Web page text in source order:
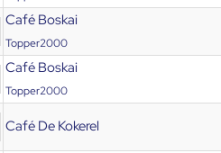
Café Boskai
Topper2000
Café Boskai
Topper2000
Café De Kokerel